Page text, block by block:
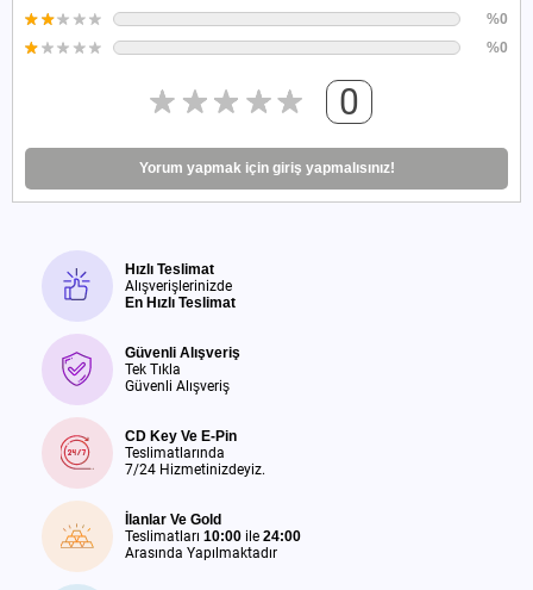
%0
%0
0
Yorum yapmak için giriş yapmalısınız!
Hızlı Teslimat
Alışverişlerinizde
En Hızlı Teslimat
Güvenli Alışveriş
Tek Tıkla
Güvenli Alışveriş
CD Key Ve E-Pin
Teslimatlarında
7/24 Hizmetinizdeyiz.
İlanlar Ve Gold
Teslimatları 10:00 ile 24:00
Arasında Yapılmaktadır